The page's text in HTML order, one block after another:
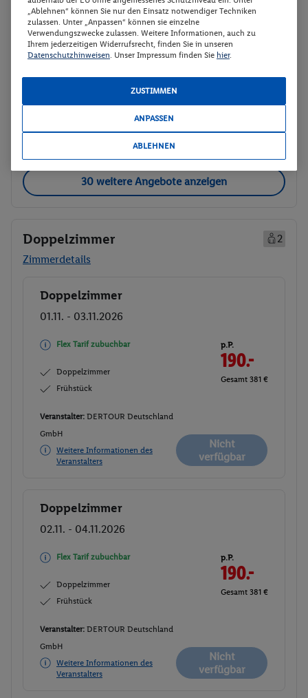
05.01. - 07.01.2027
Doppel- oder Zweibettzimmer
Frühstück
p.P.
169.
DERTOUR Deutschland
Buchen
30 weitere Angebote anzeigen
Doppelzimmer
2
Zimmerdetails
Buchen
Doppelzimmer
01.11. - 03.11.2026
Flex Tarif zubuchbar
Doppelzimmer
Frühstück
p.P.
190.-
Gesamt 381 €
Veranstalter: DERTOUR Deutschland
GmbH
Weitere Informationen des
Veranstalters
Nicht
verfügbar
Buchen
Doppelzimmer
02.11. - 04.11.2026
Flex Tarif zubuchbar
Doppelzimmer
Frühstück
p.P.
190.-
Gesamt 381 €
Veranstalter: DERTOUR Deutschland
GmbH
Weitere Informationen des
Veranstalters
Nicht
verfügbar
„Ablehnen“ können Sie nur den Einsatz notwendiger Techniken
zulassen. Unter „Anpassen“ können sie einzelne
Verwendungszwecke zulassen. Weitere Informationen, auch zu
Ihrem jederzeitigen Widerrufsrecht, finden Sie in unseren
Datenschutzhinweisen . Unser Impressum finden Sie hier.
ZUSTIMMEN
ANPASSEN
ABLEHNEN